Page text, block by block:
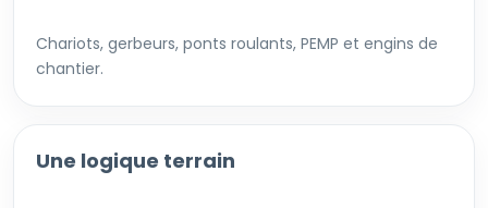
Chariots, gerbeurs, ponts roulants, PEMP et engins de
chantier.
Une logique terrain